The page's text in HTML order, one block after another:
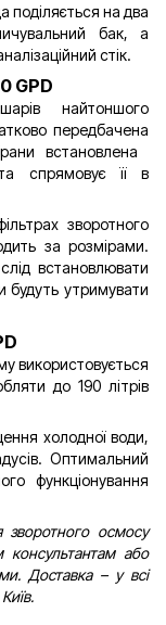
поділяється на два
бак, а
стік.
GPD
найтоншого
передбачена
встановлена
спрямовує її в
зворотного
за розмірами.
встановлювати
будуть утримувати
використовується
до 190 літрів
холодної води,
Оптимальний
функціонування
осмосу
або
Доставка – у всі